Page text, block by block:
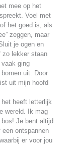
mee op het
Voel met
het goed is, als
zeggen, maar
je ogen en
zo lekker staan
ging
uit. Door
uit mijn hoofd
heeft letterlijk
wereld. Ik mag
Je bent altijd
ontspannen
er voor jou